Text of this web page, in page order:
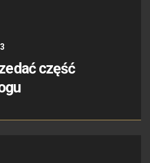
część